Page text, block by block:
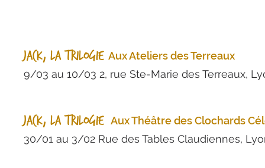
jack, La trilogie AuxAteliers des Terreaux
9/03 au 10/03 2, rue Ste-Marie des Terreaux,
jack, la trilogie Aux Théâtre des Clochards
30/01 au 3/02 Rue des Tables Claudiennes,